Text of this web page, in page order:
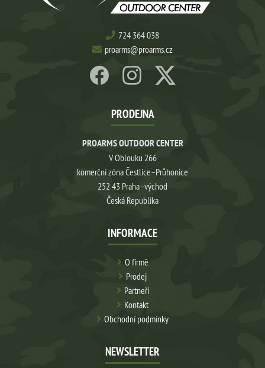
724 364 038
proarms@proarms.cz
PRODEJNA
PROARMS OUTDOOR CENTER
V Oblouku 266
komerční zóna Čestlice–Průhonice
252 43 Praha–východ
Česká Republika
INFORMACE
O firmě
Prodej
Partneři
Kontakt
Obchodní podmínky
NEWSLETTER